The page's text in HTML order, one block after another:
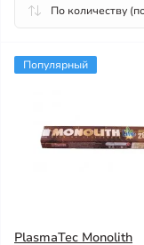
Популярный
PlasmaTec Monolith